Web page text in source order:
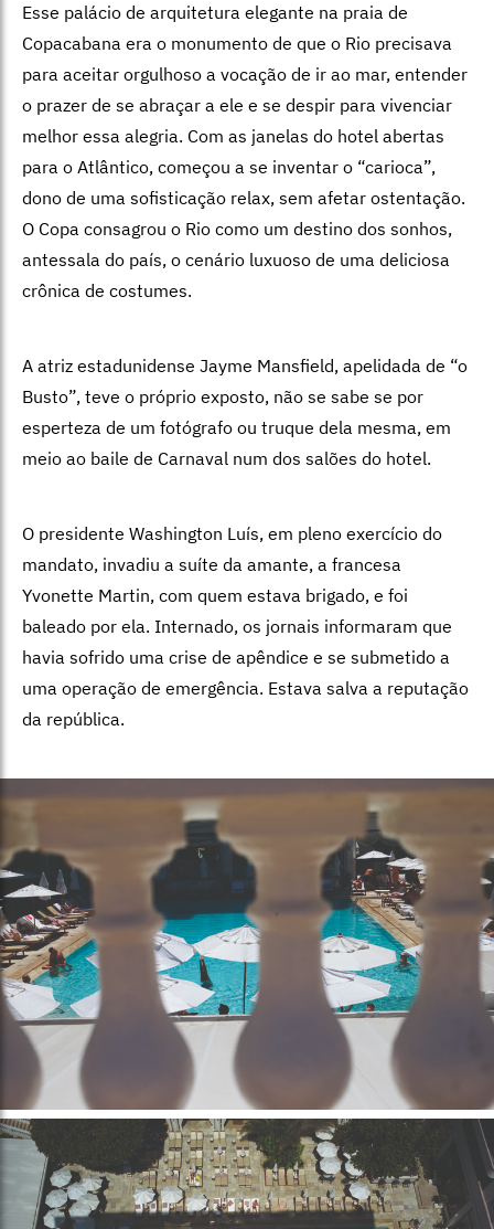
Esse palácio de arquitetura elegante na praia de
Copacabana era o monumento de que o Rio precisava
para aceitar orgulhoso a vocação de ir ao mar, entender
o prazer de se abraçar a ele e se despir para vivenciar
melhor essa alegria. Com as janelas do hotel abertas
para o Atlântico, começou a se inventar o “carioca”,
dono de uma sofisticação relax, sem afetar ostentação.
O Copa consagrou o Rio como um destino dos sonhos,
antessala do país, o cenário luxuoso de uma deliciosa
crônica de costumes.
A atriz estadunidense Jayme Mansfield, apelidada de “o
Busto”, teve o próprio exposto, não se sabe se por
esperteza de um fotógrafo ou truque dela mesma, em
meio ao baile de Carnaval num dos salões do hotel.
O presidente Washington Luís, em pleno exercício do
mandato, invadiu a suíte da amante, a francesa
Yvonette Martin, com quem estava brigado, e foi
baleado por ela. Internado, os jornais informaram que
havia sofrido uma crise de apêndice e se submetido a
uma operação de emergência. Estava salva a reputação
da república.